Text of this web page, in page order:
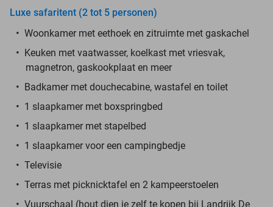
Luxe safaritent (2 tot 5 personen)
Woonkamer met eethoek en zitruimte met gaskachel
Keuken met vaatwasser, koelkast met vriesvak,
magnetron, gaskookplaat en meer
Badkamer met douchecabine, wastafel en toilet
1 slaapkamer met boxspringbed
1 slaapkamer met stapelbed
1 slaapkamer voor een campingbedje
Televisie
Terras met picknicktafel en 2 kampeerstoelen
Vuurschaal (hout dien je zelf te kopen bij Landrijk De